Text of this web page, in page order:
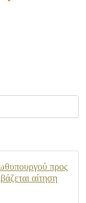
προς
αίτηση